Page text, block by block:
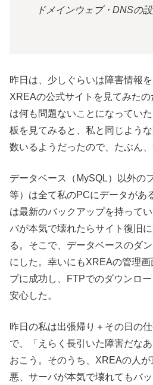
ドメインウェブ・DNSの
昨日は、少しぐらいは障害情報
XREAの公式サイトを見てみた
は何も問題ないことになってい
板を見てみると、私と同じよう
数いるようだったので、たぶん
データベース（MySQL）以外の
等）は全て私のPCにデータがあ
は最新のバックアップを持って
バが本気で壊れたらサイト復旧
る。そこで、データベースのダ
にした。幸いにもXREAの管理
プに成功し、FTPでのダウンロ
安心した。
昨日の私は出張帰り＋その日の
で、「えらく長引いた障害だな
おこう。そのうち、XREAの人
悪、サーバが本気で壊れてもバ